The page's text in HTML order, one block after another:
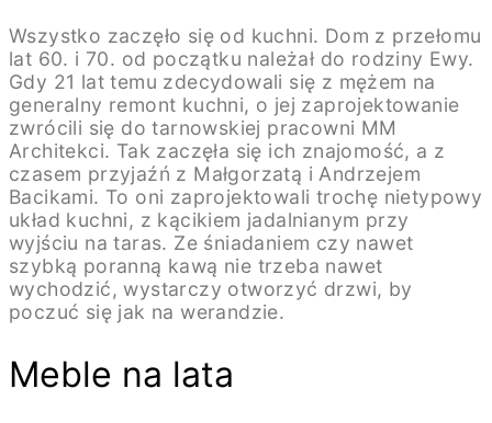
Wszystko zaczęło się od kuchni. Dom z przełomu
lat 60. i 70. od początku należał do rodziny Ewy.
Gdy 21 lat temu zdecydowali się z mężem na
generalny remont kuchni, o jej zaprojektowanie
zwrócili się do tarnowskiej pracowni MM
Architekci. Tak zaczęła się ich znajomość, a z
czasem przyjaźń z Małgorzatą i Andrzejem
Bacikami. To oni zaprojektowali trochę nietypowy
układ kuchni, z kącikiem jadalnianym przy
wyjściu na taras. Ze śniadaniem czy nawet
szybką poranną kawą nie trzeba nawet
wychodzić, wystarczy otworzyć drzwi, by
poczuć się jak na werandzie.
Meble na lata